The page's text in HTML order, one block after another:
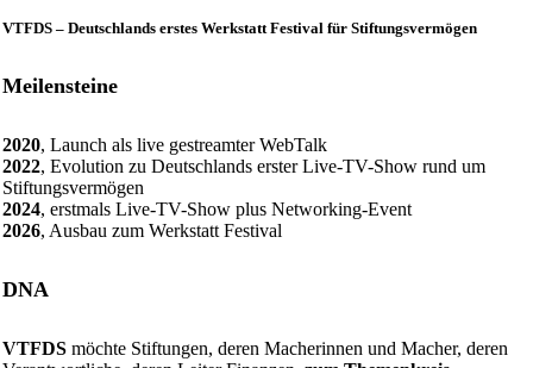
VTFDS – Deutschlands erstes Werkstatt Festival für Stiftungsvermögen
Meilensteine
2020, Launch als live gestreamter WebTalk
2022, Evolution zu Deutschlands erster Live-TV-Show rund um
Stiftungsvermögen
2024, erstmals Live-TV-Show plus Networking-Event
2026, Ausbau zum Werkstatt Festival
DNA
VTFDS möchte Stiftungen, deren Macherinnen und Macher, deren